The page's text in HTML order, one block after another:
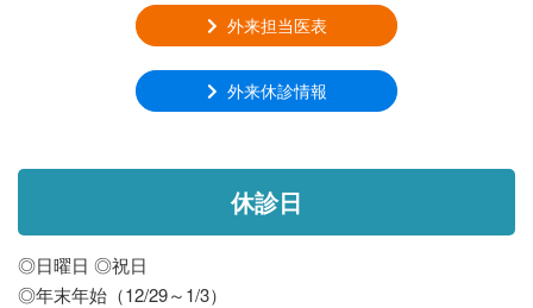
外来担当医表
外来休診情報
休診日
◎日曜日 ◎祝日
◎年末年始（12/29～1/3）